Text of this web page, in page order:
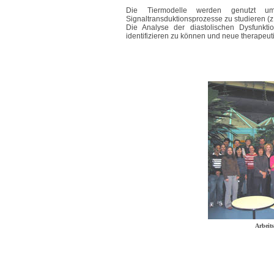
Die Tiermodelle werden genutzt
Signaltransduktionsprozesse zu studieren
Die Analyse der diastolischen
identifizieren zu können und neue